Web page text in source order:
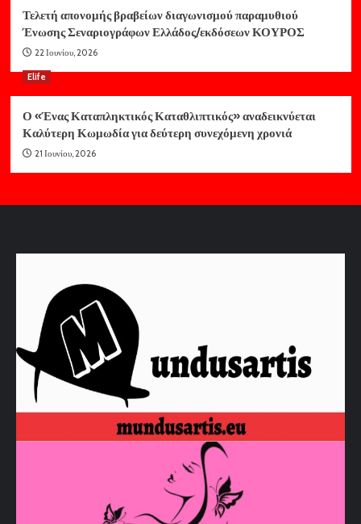
Τελετή απονομής βραβείων διαγωνισμού παραμυθιού
Ένωσης Σεναριογράφων Ελλάδος/εκδόσεων ΚΟΥΡΟΣ
22 Ιουνίου, 2026
Elife
Ο «Ένας Καταπληκτικός Καταθλιπτικός» αναδεικνύεται
Καλύτερη Κωμωδία για δεύτερη συνεχόμενη χρονιά
21 Ιουνίου, 2026